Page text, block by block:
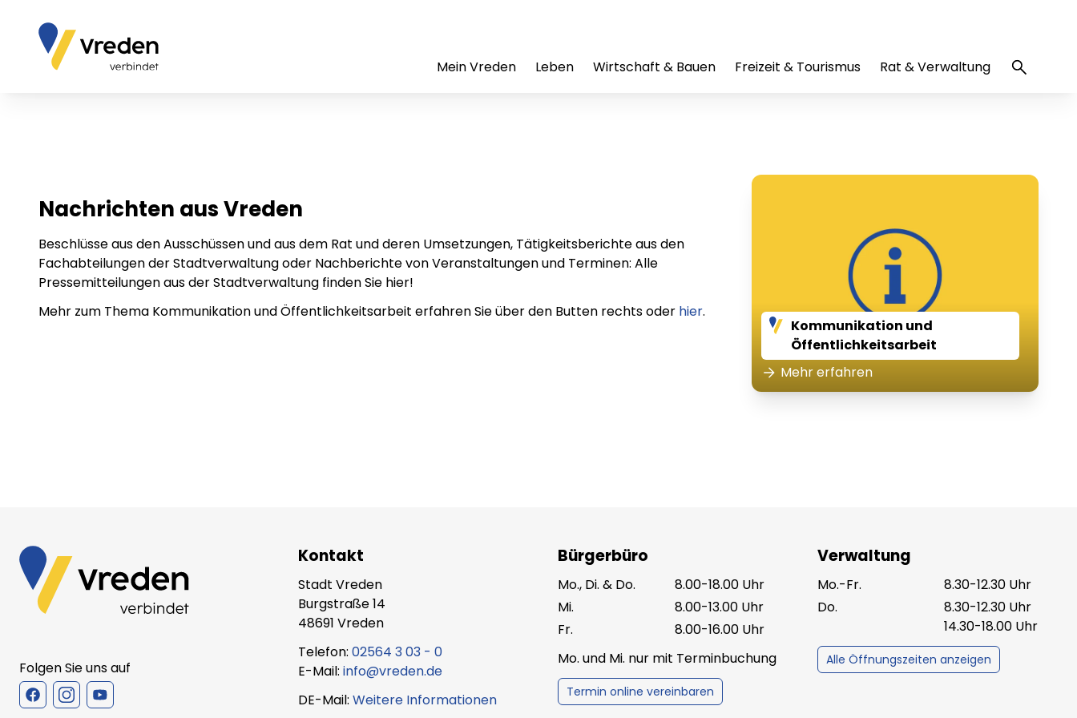
Mein Vreden Leben Wirtschaft & Bauen Freizeit & Tourismus Rat & Verwaltung
Nachrichten aus Vreden
Beschlüsse aus den Ausschüssen und aus dem Rat und deren Umsetzungen, Tätigkeitsberichte aus den
Fachabteilungen der Stadtverwaltung oder Nachberichte von Veranstaltungen und Terminen: Alle
Pressemitteilungen aus der Stadtverwaltung finden Sie hier!
Mehr zum Thema Kommunikation und Öffentlichkeitsarbeit erfahren Sie über den Butten rechts oder hier.
Kommunikation und
Öffentlichkeitsarbeit
Mehr erfahren
Folgen Sie uns auf
Kontakt
Stadt Vreden
Burgstraße 14
48691 Vreden
Telefon: 02564 3 03 - 0
E-Mail: info@vreden.de
DE-Mail: Weitere Informationen
Bürgerbüro
Mo., Di. & Do.
8.00-18.00 Uhr
Mi.
8.00-13.00 Uhr
Fr.
8.00-16.00 Uhr
Mo. und Mi. nur mit Terminbuchung
Termin online vereinbaren
Verwaltung
Mo.-Fr.
8.30-12.30 Uhr
Do.
8.30-12.30 Uhr
14.30-18.00 Uhr
Alle Öffnungszeiten anzeigen